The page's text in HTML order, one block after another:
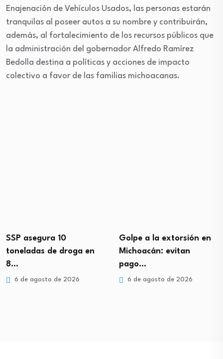
Enajenación de Vehículos Usados, las personas estarán
tranquilas al poseer autos a su nombre y contribuirán,
además, al fortalecimiento de los recursos públicos que
la administración del gobernador Alfredo Ramírez
Bedolla destina a políticas y acciones de impacto
colectivo a favor de las familias michoacanas.
SSP asegura 10
toneladas de droga en
8…
6 de agosto de 2026
Golpe a la extorsión en
Michoacán: evitan
pago…
6 de agosto de 2026